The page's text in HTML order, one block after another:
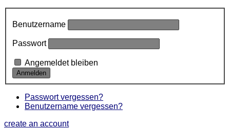
Benutzername
Passwort
Angemeldet bleiben
Passwort vergessen?
Benutzername vergessen?
create an account